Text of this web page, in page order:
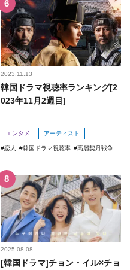
2023.11.13
韓国ドラマ視聴率ランキング[2
023年11月2週目]
エンタメ アーティスト
恋人 韓国ドラマ視聴率 高麗契丹戦争
2025.08.08
[韓国ドラマ]チョン・イル×チョ